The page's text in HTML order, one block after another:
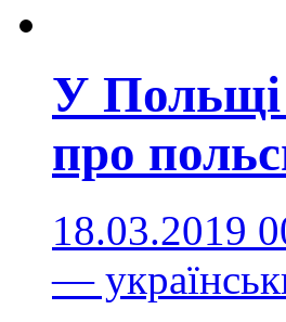
У Польщі
про
18.03.2019
—